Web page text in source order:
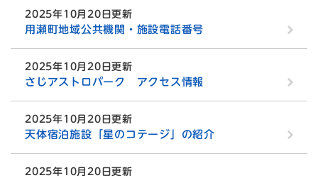
2025年10月20日更新
用瀬町地域公共機関・施設電話番号
2025年10月20日更新
さじアストロパーク アクセス情報
2025年10月20日更新
天体宿泊施設「星のコテージ」の紹介
2025年10月20日更新